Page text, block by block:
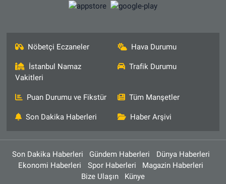
Nöbetçi Eczaneler Hava Durumu
İstanbul Namaz
Vakitleri
Trafik Durumu
Puan Durumu ve Fikstür Tüm Manşetler
Son Dakika Haberleri Haber Arşivi
Son Dakika Haberleri Gündem Haberleri
Dünya Haberleri
Ekonomi Haberleri
Spor Haberleri
Magazin Haberleri
Bize Ulaşın
Künye